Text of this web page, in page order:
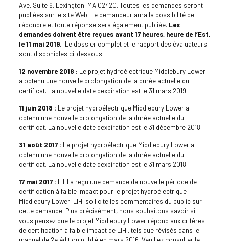
Ave, Suite 6, Lexington, MA 02420. Toutes les demandes seront
publiées sur le site Web. Le demandeur aura la possibilité de
répondre et toute réponse sera également publiée. Les
demandes doivent être reçues avant 17 heures, heure de l’Est,
le 11 mai 2019. Le dossier complet et le rapport des évaluateurs
sont disponibles ci-dessous.
12 novembre 2018 : Le projet hydroélectrique Middlebury Lower
a obtenu une nouvelle prolongation de la durée actuelle du
certificat. La nouvelle date d'expiration est le 31 mars 2019.
11 juin 2018 : Le projet hydroélectrique Middlebury Lower a
obtenu une nouvelle prolongation de la durée actuelle du
certificat. La nouvelle date d'expiration est le 31 décembre 2018.
31 août 2017 : Le projet hydroélectrique Middlebury Lower a
obtenu une nouvelle prolongation de la durée actuelle du
certificat. La nouvelle date d'expiration est le 31 mars 2018.
17 mai 2017 : LIHI a reçu une demande de nouvelle période de
certification à faible impact pour le projet hydroélectrique
Middlebury Lower. LIHI sollicite les commentaires du public sur
cette demande. Plus précisément, nous souhaitons savoir si
vous pensez que le projet Middlebury Lower répond aux critères
de certification à faible impact de LIHI, tels que révisés dans le